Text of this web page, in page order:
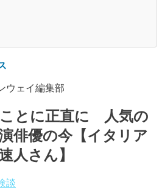
ウェイ編集部
とに正直に 人気の
俳優の今【イタリア
人さん】
談